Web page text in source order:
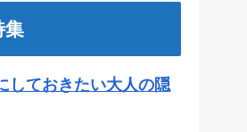
集
しておきたい大人の隠